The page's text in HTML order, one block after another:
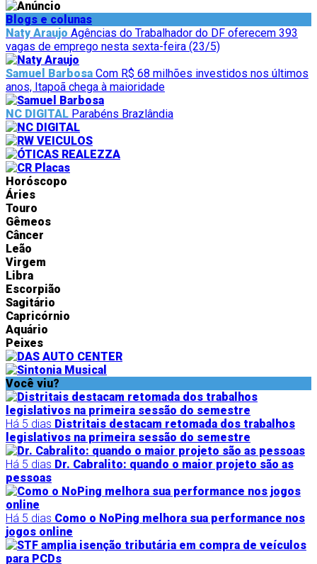
Blogs e colunas
Naty Araujo Agências do Trabalhador do DF oferecem 393
vagas de emprego nesta sexta-feira (23/5)
Samuel Barbosa Com R$ 68 milhões investidos nos últimos
anos, Itapoã chega à maioridade
NC DIGITAL Parabéns Brazlândia
Horóscopo
Áries
Touro
Gêmeos
Câncer
Leão
Virgem
Libra
Escorpião
Sagitário
Capricórnio
Aquário
Peixes
Você viu?
Há 5 dias Distritais destacam retomada dos trabalhos
legislativos na primeira sessão do semestre
Há 5 dias Dr. Cabralito: quando o maior projeto são as
pessoas
Há 5 dias Como o NoPing melhora sua performance nos
jogos online